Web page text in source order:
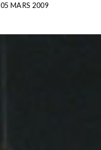
05 MARS 2009